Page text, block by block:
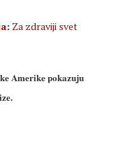
Za zdraviji svet
Amerike pokazuju